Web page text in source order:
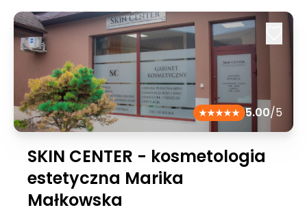
5.00/5
SKIN CENTER - kosmetologia
estetyczna Marika
Małkowska